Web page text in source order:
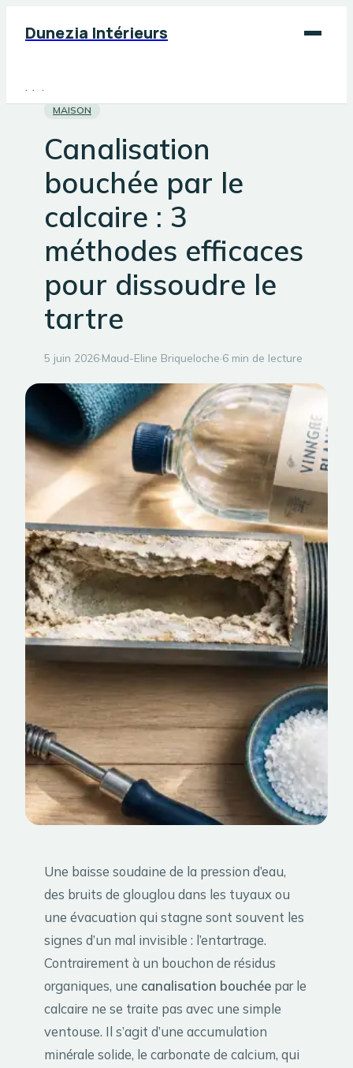
Dunezia Intérieurs
Maison
Jardinage
Bricolage
MAISON
Canalisation
bouchée par le
calcaire : 3
méthodes efficaces
pour dissoudre le
tartre
5 juin 2026·Maud-Eline Briqueloche·6 min de lecture
Une baisse soudaine de la pression d’eau,
des bruits de glouglou dans les tuyaux ou
une évacuation qui stagne sont souvent les
signes d’un mal invisible : l’entartrage.
Contrairement à un bouchon de résidus
organiques, une canalisation bouchée par le
calcaire ne se traite pas avec une simple
ventouse. Il s’agit d’une accumulation
minérale solide, le carbonate de calcium, qui